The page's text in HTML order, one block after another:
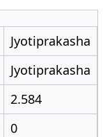
Jyotiprakasha
Jyotiprakasha
2.584
0